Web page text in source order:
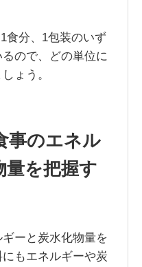
食分、1包装のいず
ので、どの単位に
ょう。
事のエネル
量を把握す
ーと炭水化物量を
もエネルギーや炭